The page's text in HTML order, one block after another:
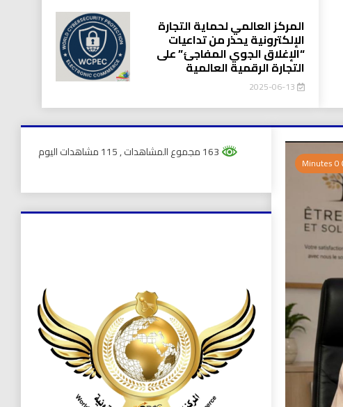
المركز العالمي لحماية التجارة
الإلكترونية يحذر من تداعيات
“الإغلاق الجوي المفاجئ” على
التجارة الرقمية العالمية
2025-06-13
, 115 مشاهدات اليوم